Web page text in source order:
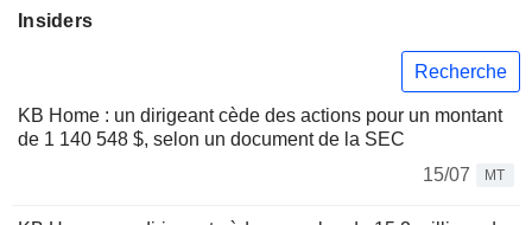
Insiders
Recherche
KB Home : un dirigeant cède des actions pour un montant
de 1 140 548 $, selon un document de la SEC
15/07
MT